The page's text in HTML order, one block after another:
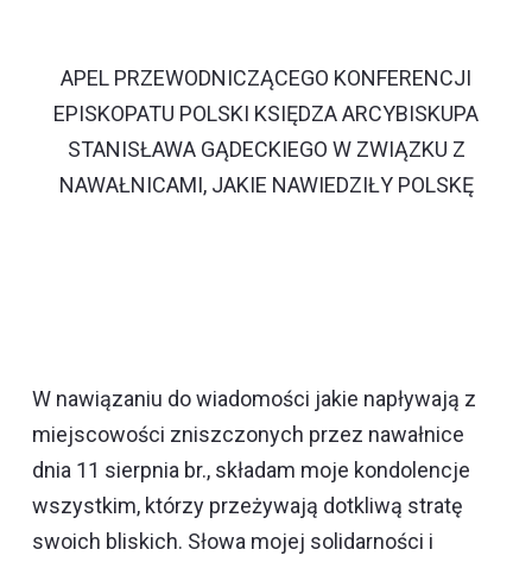
APEL PRZEWODNICZĄCEGO KONFERENCJI
EPISKOPATU POLSKI KSIĘDZA ARCYBISKUPA
STANISŁAWA GĄDECKIEGO W ZWIĄZKU Z
NAWAŁNICAMI, JAKIE NAWIEDZIŁY POLSKĘ
W nawiązaniu do wiadomości jakie napływają z
miejscowości zniszczonych przez nawałnice
dnia 11 sierpnia br., składam moje kondolencje
wszystkim, którzy przeżywają dotkliwą stratę
swoich bliskich. Słowa mojej solidarności i